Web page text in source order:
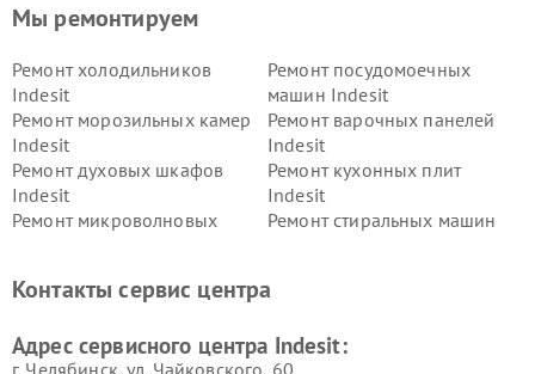
Мы ремонтируем
Ремонт холодильников
Indesit
Ремонт посудомоечных
машин Indesit
Ремонт морозильных камер
Indesit
Ремонт варочных панелей
Indesit
Ремонт духовых шкафов
Indesit
Ремонт кухонных плит
Indesit
Ремонт микроволновых
Ремонт стиральных машин
Indesit
Indesit
Контакты сервис центра
Адрес сервисного центра Indesit:
г. Челябинск, ул. Чайковского, 60